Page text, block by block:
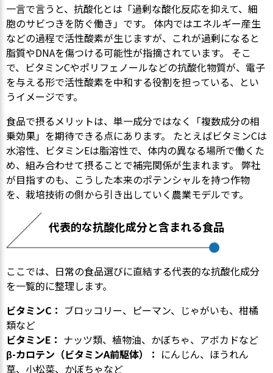
一言で言うと、抗酸化とは「過剰な酸化反応を抑えて、細
胞のサビつきを防ぐ働き」です。 体内ではエネルギー産生
などの過程で活性酸素が生じますが、これが過剰になると
脂質やDNAを傷つける可能性が指摘されています。 そこ
で、ビタミンCやポリフェノールなどの抗酸化物質が、電子
を与える形で活性酸素を中和する役割を担っている、とい
うイメージです。
食品で摂るメリットは、単一成分ではなく「複数成分の相
乗効果」を期待できる点にあります。 たとえばビタミンCは
水溶性、ビタミンEは脂溶性で、体内の異なる場所で働くた
め、組み合わせて摂ることで補完関係が生まれます。 弊社
が目指すのも、こうした本来のポテンシャルを持つ作物
を、栽培技術の側から引き出していく農業モデルです。
代表的な抗酸化成分と含まれる食品
ここでは、日常の食品選びに直結する代表的な抗酸化成分
を一覧的に整理します。
ビタミンC： ブロッコリー、ピーマン、じゃがいも、柑橘
類など
ビタミンE： ナッツ類、植物油、かぼちゃ、アボカドなど
β-カロテン（ビタミンA前駆体）： にんじん、ほうれん
草、小松菜、かぼちゃなど